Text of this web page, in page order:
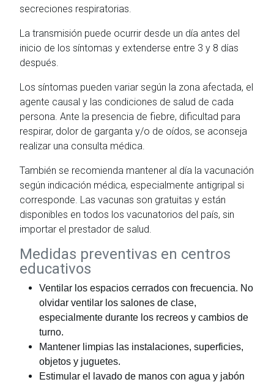
secreciones respiratorias.
La transmisión puede ocurrir desde un día antes del
inicio de los síntomas y extenderse entre 3 y 8 días
después.
Los síntomas pueden variar según la zona afectada, el
agente causal y las condiciones de salud de cada
persona. Ante la presencia de fiebre, dificultad para
respirar, dolor de garganta y/o de oídos, se aconseja
realizar una consulta médica.
También se recomienda mantener al día la vacunación
según indicación médica, especialmente antigripal si
corresponde. Las vacunas son gratuitas y están
disponibles en todos los vacunatorios del país, sin
importar el prestador de salud.
Medidas preventivas en centros
educativos
Ventilar los espacios cerrados con frecuencia. No
olvidar ventilar los salones de clase,
especialmente durante los recreos y cambios de
turno.
Mantener limpias las instalaciones, superficies,
objetos y juguetes.
Estimular el lavado de manos con agua y jabón